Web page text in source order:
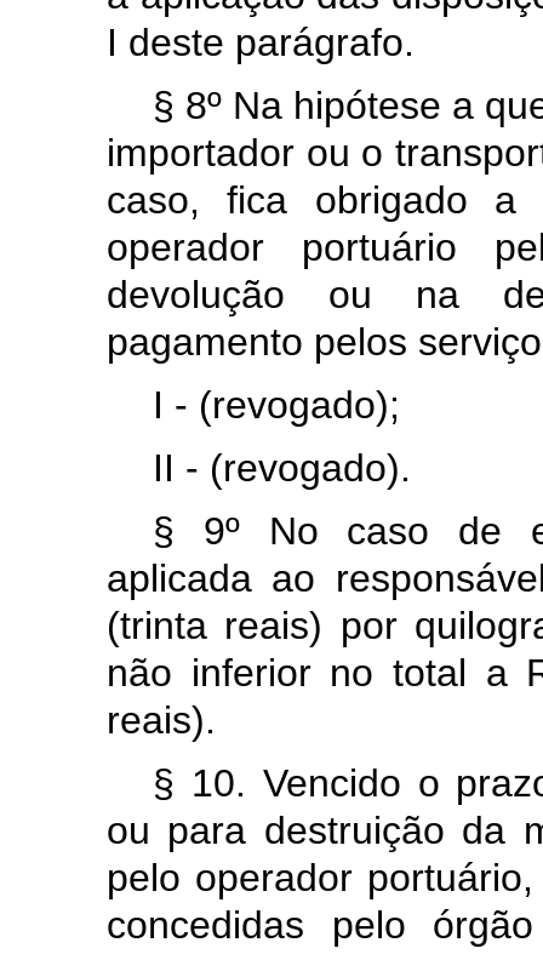
I deste parágrafo.
§ 8º Na hipótese a
importador ou o
caso, fica obrigado a
operador portuário
devolução ou na
pagamento pelos
I - (revogado);
II - (revogado).
§ 9º No caso de
aplicada ao
(trinta reais) por
não inferior no total a
reais).
§ 10. Vencido o
ou para destruição da
pelo operador
concedidas pelo